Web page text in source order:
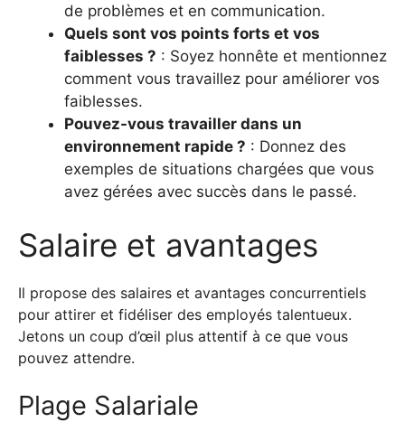
de problèmes et en communication.
Quels sont vos points forts et vos
faiblesses ? : Soyez honnête et mentionnez
comment vous travaillez pour améliorer vos
faiblesses.
Pouvez-vous travailler dans un
environnement rapide ? : Donnez des
exemples de situations chargées que vous
avez gérées avec succès dans le passé.
Salaire et avantages
Il propose des salaires et avantages concurrentiels
pour attirer et fidéliser des employés talentueux.
Jetons un coup d’œil plus attentif à ce que vous
pouvez attendre.
Plage Salariale